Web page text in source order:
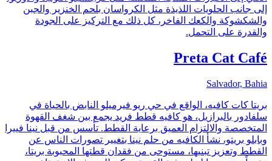
إلى جانب الحلويات اللذيذة مثل الكرواسان بلحم الخنزير والجبن
والشكشوكة والكعك الفاخر، كل ذلك مع التركيز على الجودة
والقدرة على التحمل.
Preta Cat Café
Salvador, Bahia
بريتا كات كافيه، الواقع في حي ريو فيرميلو النابض بالحياة في
سلفادور بالبرازيل، هو كافيه قطط فريد يجمع بين شغف القهوة
المتخصصة والالتزام العميق برعاية القطط. تأسس من قبل نينا فييرا
وبابلو بريتو، نشأ الكافيه من حلم نينا بتغيير تصورات الناس عن
القطط وتعزيز تبنيها، مستوحى من فقدان قطتها المحبوبة بريتا،